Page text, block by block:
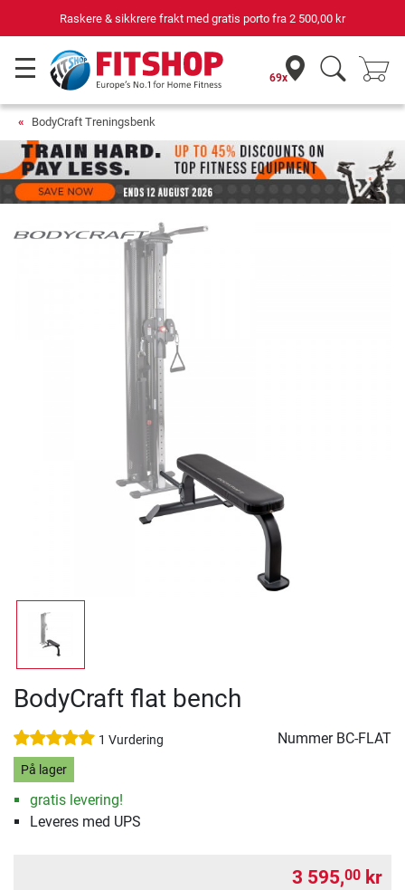
Raskere & sikkrere frakt med gratis porto fra 2 500,00 kr
69x
BodyCraft Treningsbenk
BodyCraft flat bench
1 Vurdering Nummer BC-FLAT
På lager
gratis levering!
Leveres med UPS
3 595,00 kr